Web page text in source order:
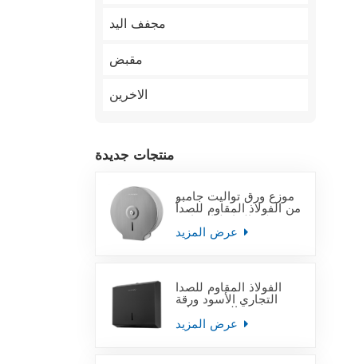
مجفف اليد
مقبض
الاخرين
منتجات جديدة
موزع ورق تواليت جامبو
من الفولاذ المقاوم للصدأ
على الحائط التجاري
الفولاذ المقاوم للصدأ
التجاري الأسود ورقة
منشفة اليد موزعات